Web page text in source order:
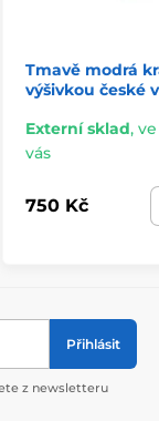
Tmavě modrá
výšivkou české
Externí sklad, ve
vás
750 Kč
Přihlásit
z newsletteru